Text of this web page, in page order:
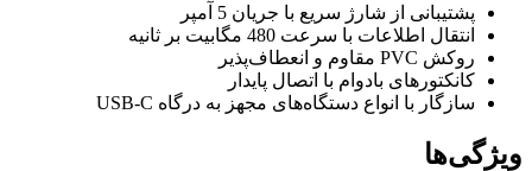
پشتیبانی از شارژ سریع با جریان 5 آمپر
انتقال اطلاعات با سرعت 480 مگابیت بر ثانیه
روکش PVC مقاوم و انعطاف‌پذیر
کانکتورهای بادوام با اتصال پایدار
سازگار با انواع دستگاه‌های مجهز به درگاه USB-C
ویژگی‌ها